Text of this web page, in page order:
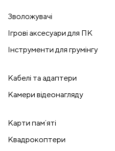
Зволожувачі
Ігрові аксесуари для ПК
Інструменти для грумінгу
Кабелі та адаптери
Камери відеонагляду
Карти памʼяті
Квадрокоптери